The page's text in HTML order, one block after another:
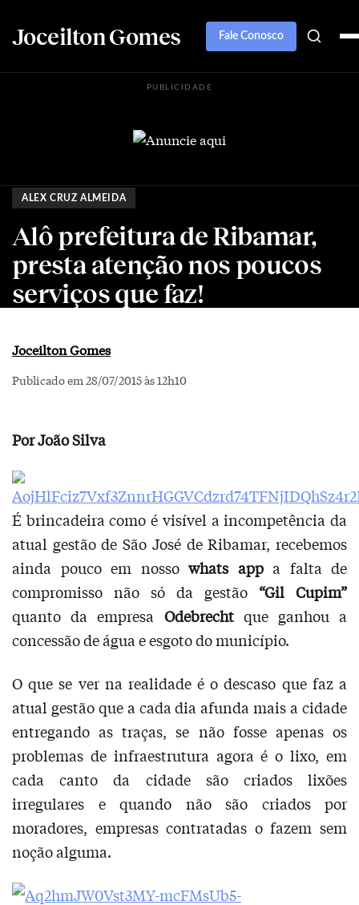
Joceilton Gomes Fale Conosco
PUBLICIDADE
ALEX CRUZ ALMEIDA
Alô prefeitura de Ribamar,
presta atenção nos poucos
serviços que faz!
Joceilton Gomes
Publicado em 28/07/2015 às 12h10
Por João Silva
É brincadeira como é visível a incompetência da
atual gestão de São José de Ribamar, recebemos
ainda pouco em nosso whats app a falta de
compromisso não só da gestão “Gil Cupim”
quanto da empresa Odebrechtque ganhou a
concessão de água e esgoto do município.
O que se ver na realidade é o descaso que faz a
atual gestão que a cada dia afunda mais a cidade
entregando as traças, se não fosse apenas os
problemas de infraestrutura agora é o lixo, em
cada canto da cidade são criados lixões
irregulares e quando não são criados por
moradores, empresas contratadas o fazem sem
noção alguma.